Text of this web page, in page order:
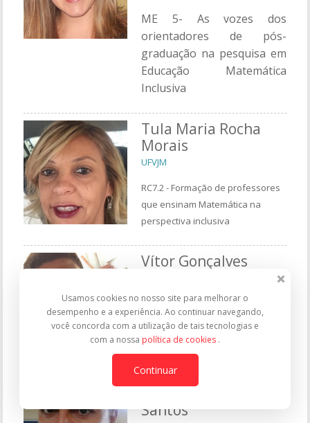
ME 5- As vozes dos
orientadores de pós-
graduação na pesquisa em
Educação Matemática
Inclusiva
Tula Maria Rocha
Morais
UFVJM
RC7.2 - Formação de professores
que ensinam Matemática na
perspectiva inclusiva
Vítor Gonçalves
UFRJ
ME1- As vozes dos estudantes da
educação especial no ensino
superior
Vivaldo Gomes dos
Santos
Usamos cookies no nosso site para melhorar o
desempenho e a experiência. Ao continuar navegando,
você concorda com a utilização de tais tecnologias e
com a nossa política de cookies .
Continuar